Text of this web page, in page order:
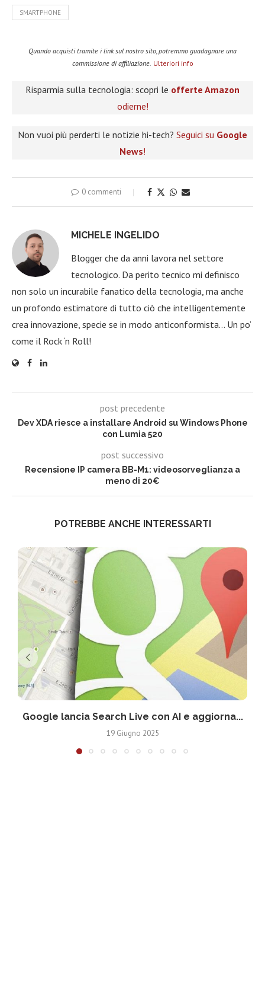
SMARTPHONE
Quando acquisti tramite i link sul nostro sito, potremmo guadagnare una
commissione di affiliazione. Ulteriori info
Risparmia sulla tecnologia: scopri le offerte Amazon
odierne!
Non vuoi più perderti le notizie hi-tech? Seguici su Google
News!
0 commenti
MICHELE INGELIDO
Blogger che da anni lavora nel settore
tecnologico. Da perito tecnico mi definisco
non solo un incurabile fanatico della tecnologia, ma anche
un profondo estimatore di tutto ciò che intelligentemente
crea innovazione, specie se in modo anticonformista… Un po’
come il Rock ‘n Roll!
post precedente
Dev XDA riesce a installare Android su Windows Phone
con Lumia 520
post successivo
Recensione IP camera BB-M1: videosorveglianza a
meno di 20€
POTREBBE ANCHE INTERESSARTI
Google lancia Search Live con AI e aggiorna...
19 Giugno 2025